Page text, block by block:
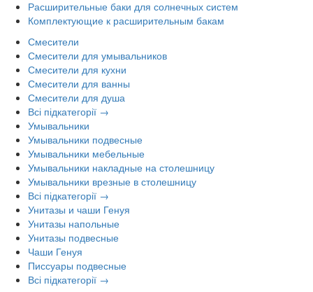
Расширительные баки для солнечных систем
Комплектующие к расширительным бакам
Смесители
Смесители для умывальников
Смесители для кухни
Смесители для ванны
Смесители для душа
Всі підкатегорії →
Умывальники
Умывальники подвесные
Умывальники мебельные
Умывальники накладные на столешницу
Умывальники врезные в столешницу
Всі підкатегорії →
Унитазы и чаши Генуя
Унитазы напольные
Унитазы подвесные
Чаши Генуя
Писсуары подвесные
Всі підкатегорії →